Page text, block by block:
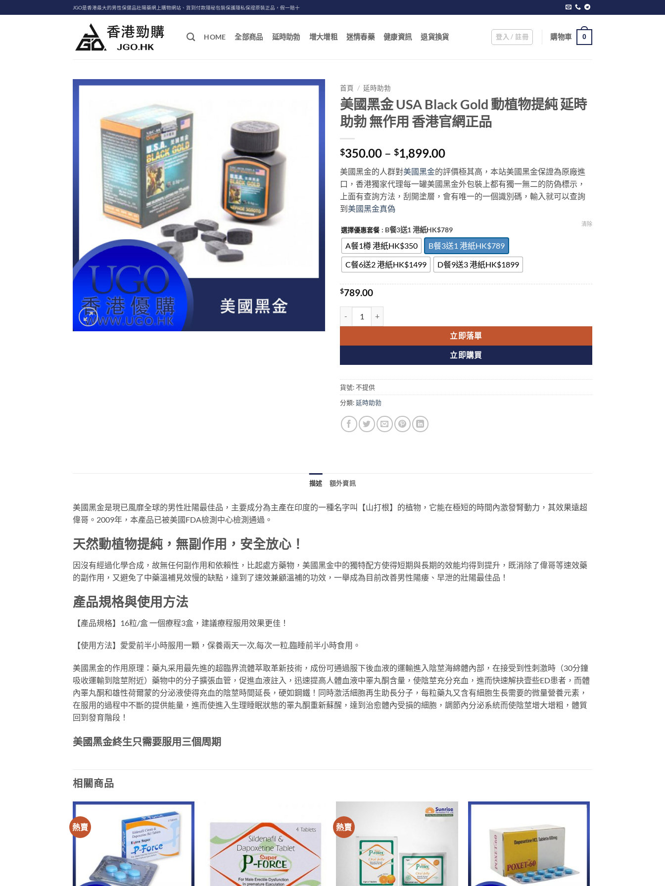
to
JGO是香港最大的男性保健品壯陽藥網上購物網站、貨到付款隱秘包裝保護隱私保證原裝正品，假一賠十
HOME 全部商品 延時助勃 增大增粗 迷情春藥 健康資訊 退貨換貨 登入 / 註冊 購物車 0
首頁 / 延時助勃
美國黑金 USA Black Gold 動植物提純 延時
助勃 無作用 香港官網正品
$350.00 – $1,899.00Price
range:
$350.00
through
$1,899.00
美國黑金的人群對美國黑金的評價極其高，本站美國黑金保證為原廠進
口，香港獨家代理每一罐美國黑金外包裝上都有獨一無二的防偽標示，
上面有查詢方法，刮開塗層，會有唯一的一個識別碼，輸入就可以查詢
到美國黑金真偽
選擇優惠套餐 : B餐3送1 港紙HK$789
A餐1樽 港紙HK$350
B餐3送1 港紙HK$789
C餐6送2 港紙HK$1499
D餐9送3 港紙HK$1899
清除
$789.00
立即落單
立即購買
貨號:不提供
分類:延時助勃
描述 額外資訊
美國黑金是現已風靡全球的男性壯陽最佳品，主要成分為主產在印度的一種名字叫【山打根】的植物，它能在極短的時間內激發腎動力，其效果遠超
偉哥。2009年，本產品已被美國FDA檢測中心檢測通過。
天然動植物提純，無副作用，安全放心！
因沒有經過化學合成，故無任何副作用和依賴性，比起處方藥物，美國黑金中的獨特配方使得短期與長期的效能均得到提升，既消除了偉哥等速效藥
的副作用，又避免了中藥溫補見效慢的缺點，達到了速效兼顧溫補的功效，一舉成為目前改善男性陽痿、早泄的壯陽最佳品！
產品規格與使用方法
【產品規格】16粒/盒 一個療程3盒，建議療程服用效果更佳！
【使用方法】愛愛前半小時服用一顆，保養兩天一次,每次一粒,臨睡前半小時食用。
美國黑金的作用原理：藥丸采用最先進的超臨界流體萃取革新技術，成份可通過服下後血液的運輸進入陰莖海綿體內部，在接受到性刺激時（30分鐘
吸收運輸到陰莖附近）藥物中的分子擴張血管，促進血液註入，迅速提高人體血液中睪丸酮含量，使陰莖充分充血，進而快速解抉壹些ED患者，而體
內睪丸酮和雄性荷爾蒙的分泌液使得充血的陰莖時間延長，硬如鋼鐵！同時激活細胞再生助長分子，每粒藥丸又含有細胞生長需要的微量營養元素，
在服用的過程中不斷的提供能量，進而使進入生理睡眠狀態的睪丸酮重新蘇醒，達到治愈體內受損的細胞，調節內分泌系統而使陰莖增大增粗，體質
回到發育階段！
美國黑金終生只需要服用三個周期
相關商品
熱賣 熱賣